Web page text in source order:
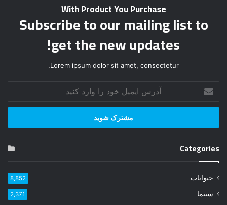
With Product You Purchase
Subscribe to our mailing list to
get the new updates!
Lorem ipsum dolor sit amet, consectetur.
ر
ا
م
ی
خ
و
Categories
حیوانات 8,852
سینما 2,371